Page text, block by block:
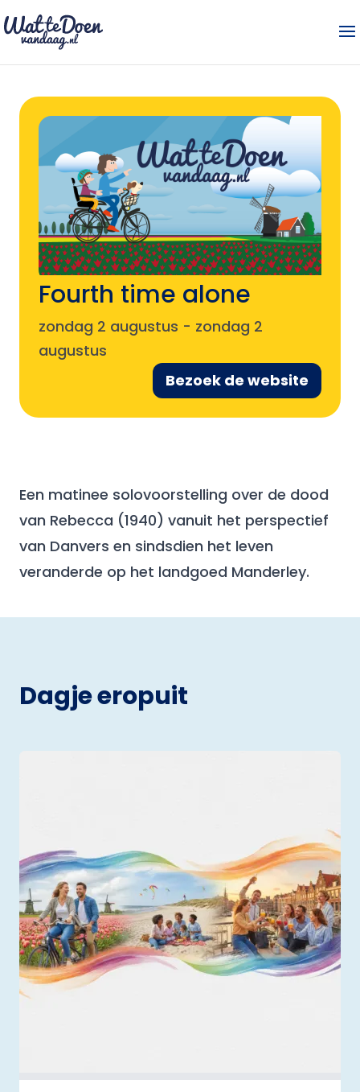
Fourth time alone
zondag 2 augustus - zondag 2
augustus
Bezoek de website
Een matinee solovoorstelling over de dood
van Rebecca (1940) vanuit het perspectief
van Danvers en sindsdien het leven
veranderde op het landgoed Manderley.
Dagje eropuit